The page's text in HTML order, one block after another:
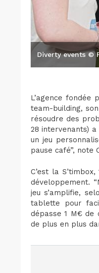
Diverty events ©
L’agence fondée
team-building,
résoudre des
28 intervenants) a
un jeu
pause café”, note
C’est la
développement.
jeu s’amplifie,
tablette pour
dépasse 1 M€ de
de plus en plus